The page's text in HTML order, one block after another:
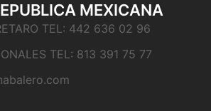
MEXICANA
TEL: 442 636 02 96
TEL: 813 391 75 77